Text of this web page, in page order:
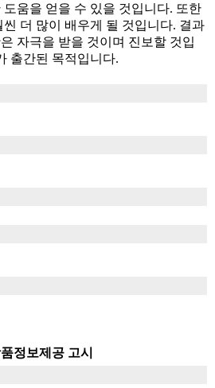
움을 얻을 수 있을 것입니다. 또한
더 많이 배우게 될 것입니다. 결과
자극을 받을 것이며 진보할 것입
출간된 목적입니다.
정보제공 고시